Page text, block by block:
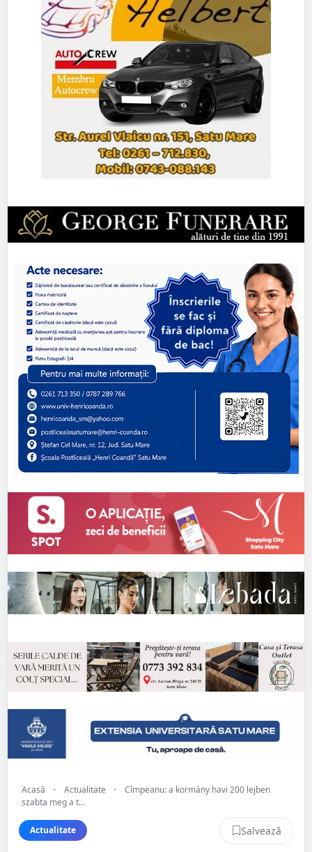
Acasă • Actualitate •
Cîmpeanu: a kormány havi 200 lejben
szabta meg a t...
Actualitate Salvează